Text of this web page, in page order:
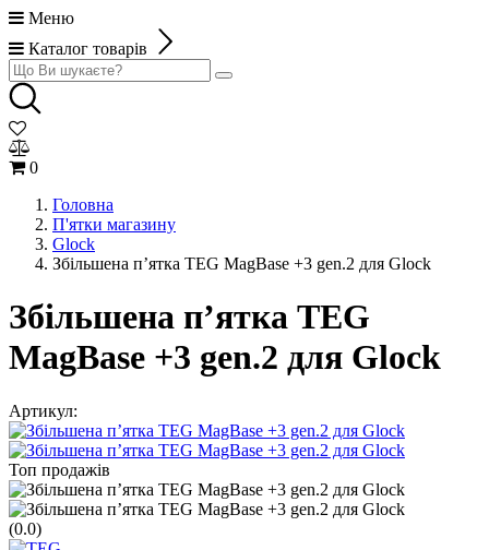
Меню
Каталог товарів
0
Головна
П'ятки магазину
Glock
Збільшена п’ятка TEG MagBase +3 gen.2 для Glock
Збільшена п’ятка TEG
MagBase +3 gen.2 для Glock
Артикул:
Топ продажів
(0.0)